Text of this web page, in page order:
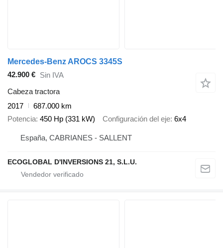
Mercedes-Benz AROCS 3345S
42.900 € Sin IVA
Cabeza tractora
2017
687.000 km
Potencia 450 Hp (331 kW) Configuración del eje 6x4
España, CABRIANES - SALLENT
ECOGLOBAL D'INVERSIONS 21, S.L.U.